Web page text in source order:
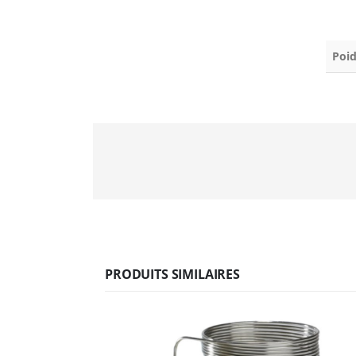
PRODUITS SIMILAIRES